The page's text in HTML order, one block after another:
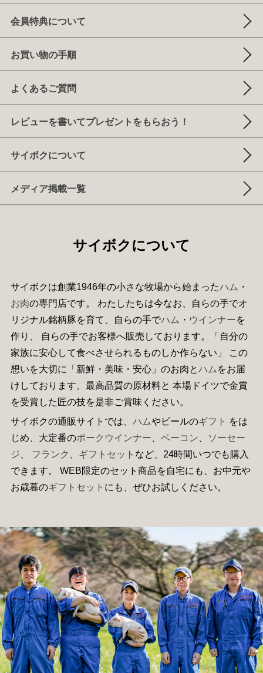
会員特典について
お買い物の手順
よくあるご質問
レビューを書いてプレゼントをもらおう！
サイボクについて
メディア掲載一覧
サイボクについて
サイボクは創業1946年の小さな牧場から始まったハム ・
お肉の専門店です。 わたしたちは今なお、自らの手でオ
リジナル銘柄豚を育て、自らの手でハム ・ ウインナーを
作り、 自らの手でお客様へ販売しております。「自分の
家族に安心して食べさせられるものしか作らない」 この
想いを大切に「新鮮・美味・安心」のお肉とハム をお届
けしております。最高品質の原材料と 本場ドイツで金賞
を受賞した匠の技を是非ご賞味ください。
サイボクの通販サイトでは、 ハムやビールのギフト をは
じめ、大定番のポークウインナー ベーコン
ソーセー
ジ
フランク ギフトセット など、24時間いつでも購入
できます。 WEB限定のセット商品を自宅にも、お中元や
お歳暮のギフトセット にも、ぜひお試しください。